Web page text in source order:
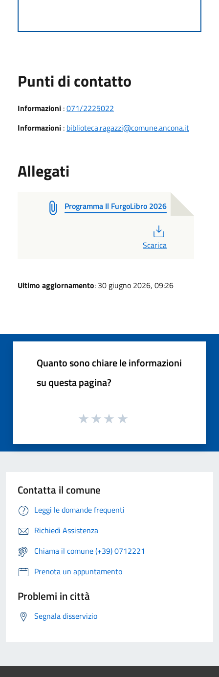
Punti di contatto
Informazioni :071/2225022
Informazioni : biblioteca.ragazzi@comune.ancona.it
Allegati
Programma Il FurgoLibro 2026
Scarica
Ultimo aggiornamento: 30 giugno 2026, 09:26
Quanto sono chiare le informazioni
su questa pagina?
Contatta il comune
Leggi le domande frequenti
Richiedi Assistenza
Chiama il comune (+39) 0712221
Prenota un appuntamento
Problemi in città
Segnala disservizio